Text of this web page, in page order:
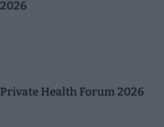
2026
Private Health Forum 2026